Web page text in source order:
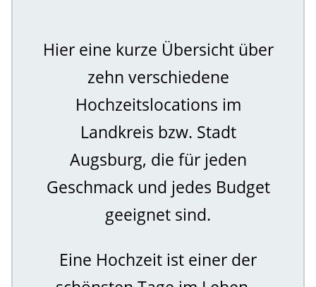
Hier eine kurze Übersicht über
zehn verschiedene
Hochzeitslocations im
Landkreis bzw. Stadt
Augsburg, die für jeden
Geschmack und jedes Budget
geeignet sind.
Eine Hochzeit ist einer der